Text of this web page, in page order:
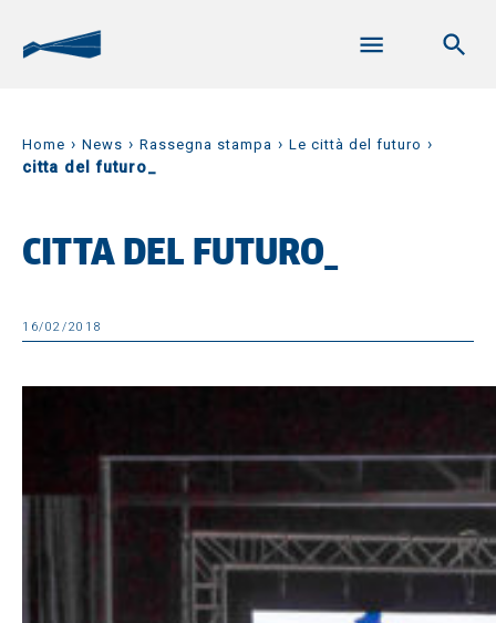
Home › News › Rassegna stampa › Le città del futuro ›
citta del futuro_
CITTA DEL FUTURO_
16/02/2018